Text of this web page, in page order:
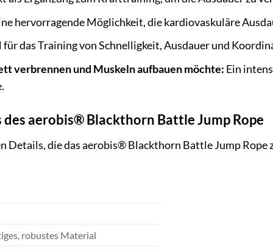
hervorragende Möglichkeit, die kardiovaskuläre
das Training von Schnelligkeit, Ausdauer und
verbrennen und Muskeln aufbauen möchte: Ein
des aerobis® Blackthorn Battle Jump Rope
Details, die das aerobis® Blackthorn Battle Jump
robustes Material